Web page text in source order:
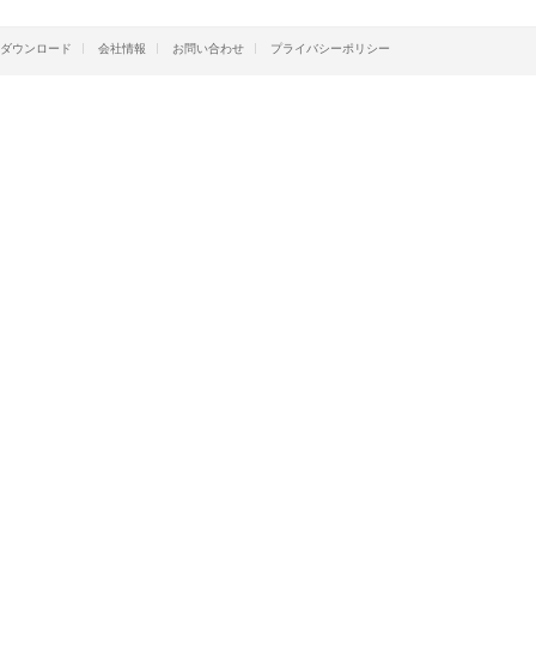
ダウンロード 会社情報 お問い合わせ プライバシーポリシー